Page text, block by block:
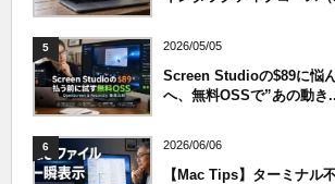
5 2026/05/05
Screen Studioの$89に悩
へ、無料OSSで”あの動き
6 2026/06/06
【Mac Tips】ターミナル